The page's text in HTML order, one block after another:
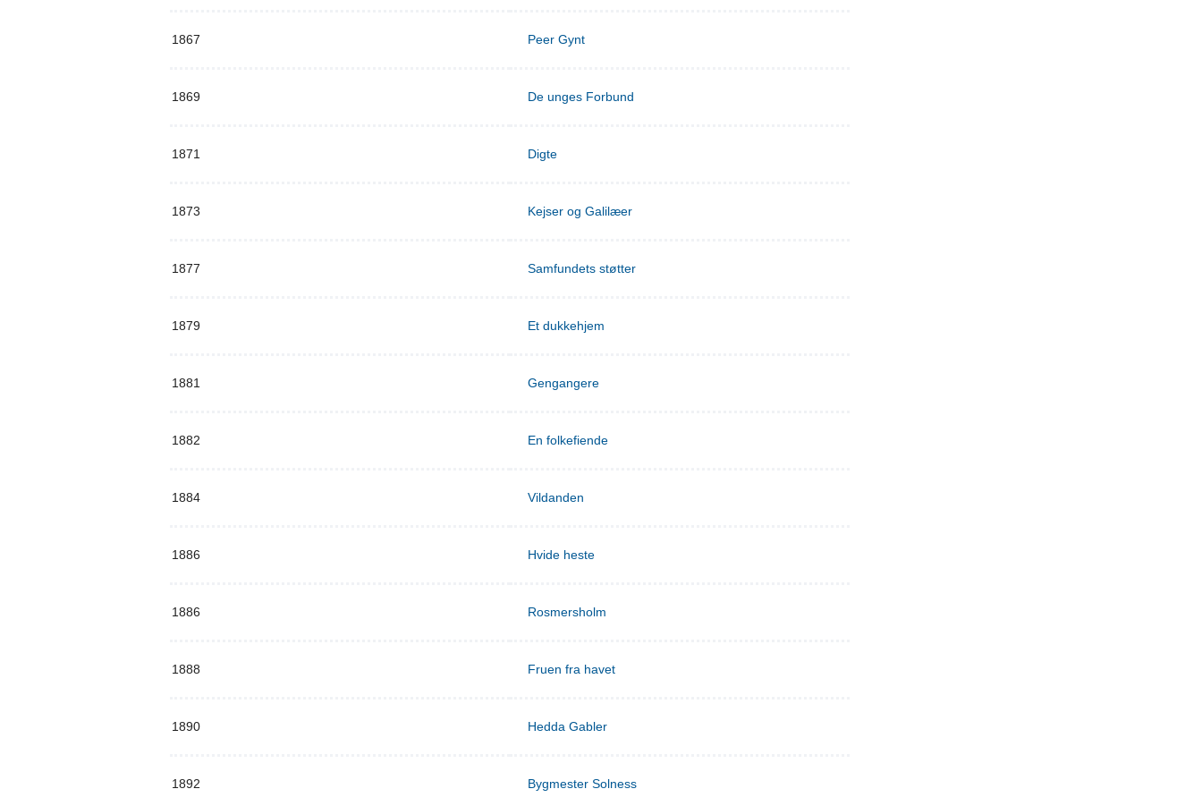
1867 Peer Gynt
1869 De unges Forbund
1871 Digte
1873 Kejser og Galilæer
1877 Samfundets støtter
1879 Et dukkehjem
1881 Gengangere
1882 En folkefiende
1884 Vildanden
1886 Hvide heste
1886 Rosmersholm
1888 Fruen fra havet
1890 Hedda Gabler
1892 Bygmester Solness